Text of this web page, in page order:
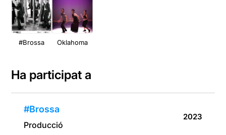
#Brossa Oklahoma
Ha participat a
#Brossa
Producció
2023